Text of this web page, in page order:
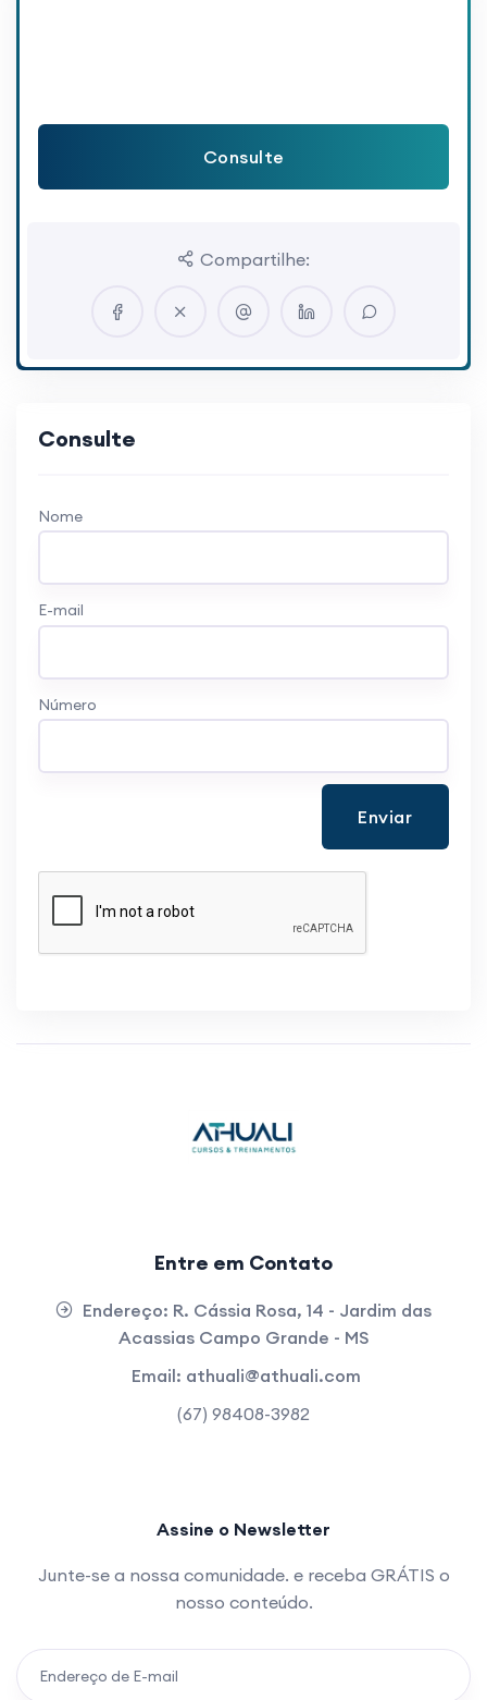
Consulte
Compartilhe:
Consulte
Nome
E-mail
Número
Enviar
Entre em Contato
Endereço: R. Cássia Rosa, 14 - Jardim das
Acassias Campo Grande - MS
Email: athuali@athuali.com
(67) 98408-3982
Assine o Newsletter
Junte-se a nossa comunidade. e receba GRÁTIS o
nosso conteúdo.